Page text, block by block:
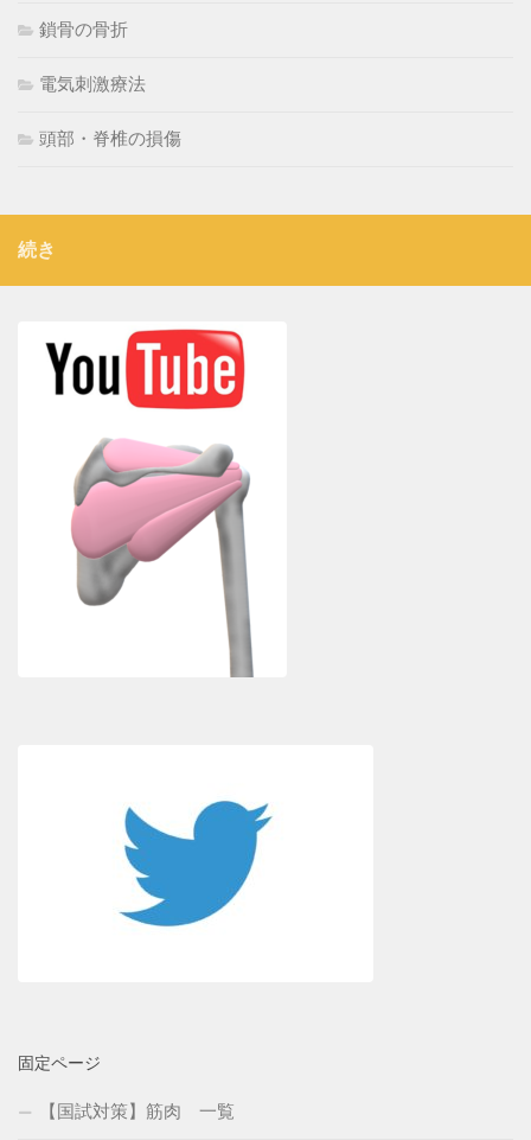
鎖骨の骨折
電気刺激療法
頭部・脊椎の損傷
続き
固定ページ
【国試対策】筋肉 一覧